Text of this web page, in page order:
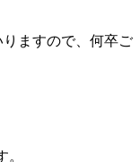
ますので、何卒ご
。